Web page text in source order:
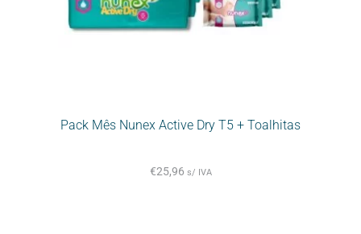
Pack Mês Nunex Active Dry T5 + Toalhitas
€25,96 s/ IVA